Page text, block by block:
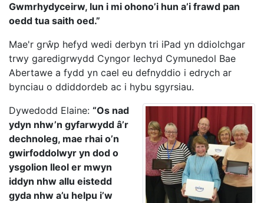
Gwmrhydyceirw, lun i mi ohono’i hun a’i frawd pan
oedd tua saith oed.”
Mae'r grŵp hefyd wedi derbyn tri iPad yn ddiolchgar
trwy garedigrwydd Cyngor Iechyd Cymunedol Bae
Abertawe a fydd yn cael eu defnyddio i edrych ar
bynciau o ddiddordeb ac i hybu sgyrsiau.
Dywedodd Elaine: “Os nad
ydyn nhw’n gyfarwydd â’r
dechnoleg, mae rhai o’n
gwirfoddolwyr yn dod o
ysgolion lleol er mwyn
iddyn nhw allu eistedd
gyda nhw a’u helpu i’w